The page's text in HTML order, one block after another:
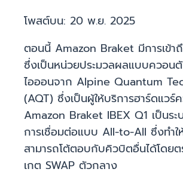
โพสต์บน: 20 พ.ย. 2025
ตอนนี้ Amazon Braket มีการเข้า
ซึ่งเป็นหน่วยประมวลผลแบบควอน
ไอออนจาก Alpine Quantum
(AQT) ซึ่งเป็นผู้ให้บริการฮาร์ดแวร์
Amazon Braket IBEX Q1 เป็นร
การเชื่อมต่อแบบ All-to-All ซึ่งทำ
สามารถโต้ตอบกับคิวบิตอื่นได้โดยต
เกต SWAP ตัวกลาง